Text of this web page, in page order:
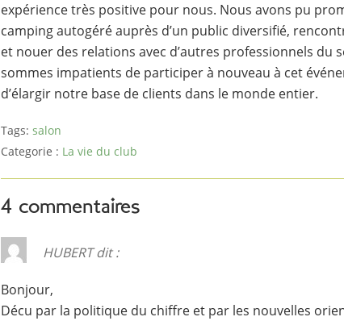
expérience très positive pour nous. Nous avons pu
camping autogéré auprès d’un public diversifié,
et nouer des relations avec d’autres professionnels du
sommes impatients de participer à nouveau à cet
d’élargir notre base de clients dans le monde entier.
Tags: salon
Categorie : La vie du club
4 commentaires
HUBERT dit :
Bonjour,
Décu par la politique du chiffre et par les nouvelles